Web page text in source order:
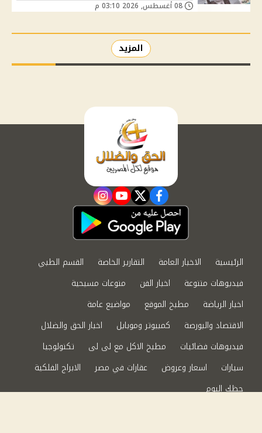
المزيد
facebook
twitter
youtube
instagram
الرئيسية الاخبار العامة التقارير الخاصة
القسم الطبي
فيديوهات متنوعة
اخبار الفن
منوعات مسيحية
اخبار الرياضة
مطبخ الموقع
مواضيع عامة
الاقتصاد والبورصة
كمبيوتر وموبايل
اخبار الحق والضلال
فيديوهات فضائيات
مطبخ الاكل مع لى لى
تكنولوجيا
سيارات
اسعار وعروض عقارات في مصر
الابراج الفلكية
حظك اليوم